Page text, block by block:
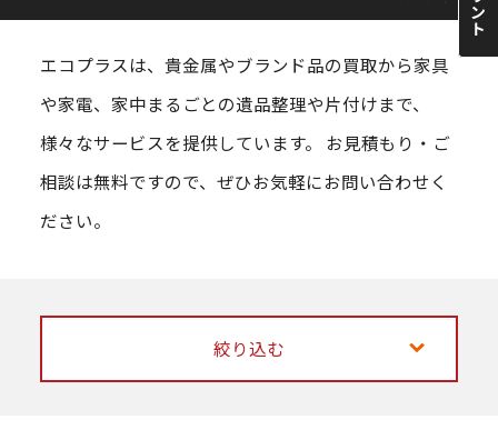
エコプラスは、貴⾦属やブランド品の買取から家具
や家電、家中まるごとの遺品整理や⽚付けまで、
様々なサービスを提供しています。
お⾒積もり・ご
相談は無料ですので、ぜひお気軽にお問い合わせく
ださい。
絞り込む